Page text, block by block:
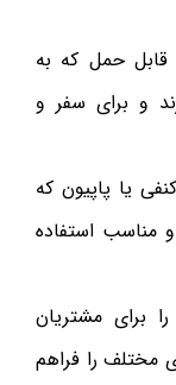
حمل که به
و برای سفر و
یا پاپیون که
استفاده
برای مشتریان
مختلف را فراهم